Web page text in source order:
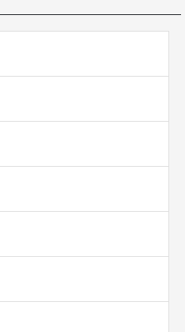
Ayuda